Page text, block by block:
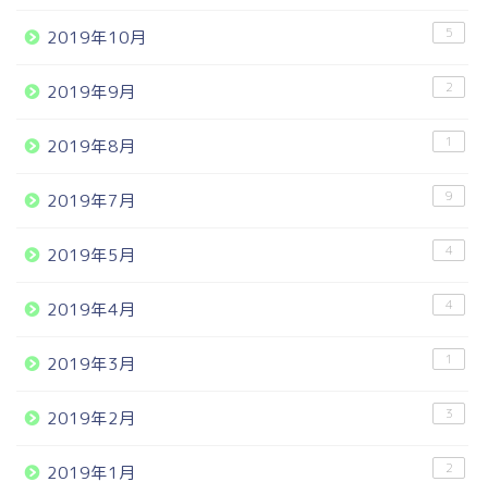
2019年10月 5
2019年9月 2
2019年8月 1
2019年7月 9
2019年5月 4
2019年4月 4
2019年3月 1
2019年2月 3
2019年1月 2